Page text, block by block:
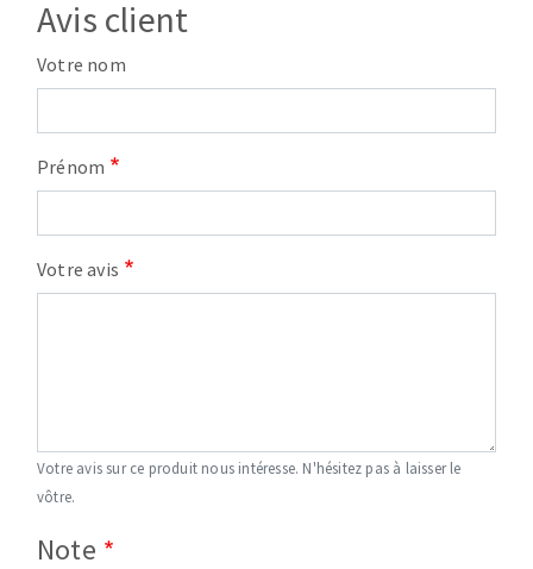
Avis client
Votre nom
Prénom
Votre avis
Votre avis sur ce produit nous intéresse. N'hésitez pas à laisser le
vôtre.
Note